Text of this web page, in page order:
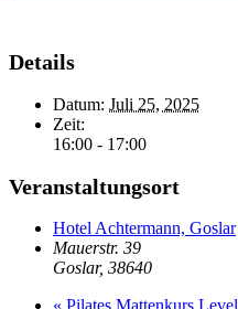
Details
Datum: Juli 25, 2025
Zeit:
16:00 - 17:00
Veranstaltungsort
Hotel Achtermann, Goslar
Mauerstr. 39
Goslar, 38640